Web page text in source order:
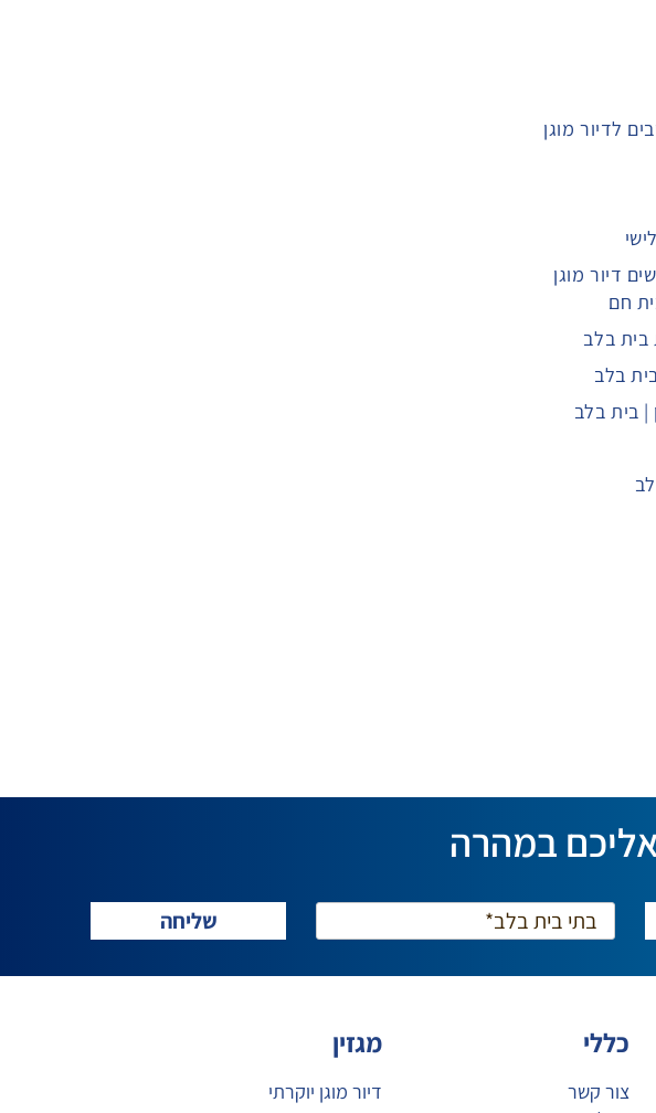
לדיור מוגן
דיור מוגן
חם
בית בלב
בלב
| בית בלב
אליכם במהרה
כללי
צור קשר
מגזין
דיור מוגן יוקרתי